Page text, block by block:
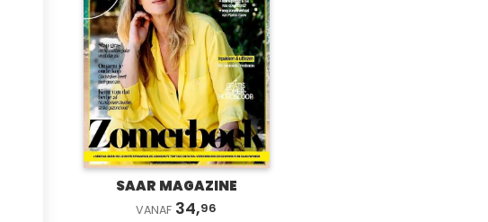
SAAR MAGAZINE
VANAF 34,96